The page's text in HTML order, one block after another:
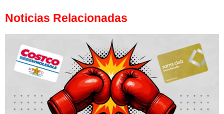
Noticias Relacionadas